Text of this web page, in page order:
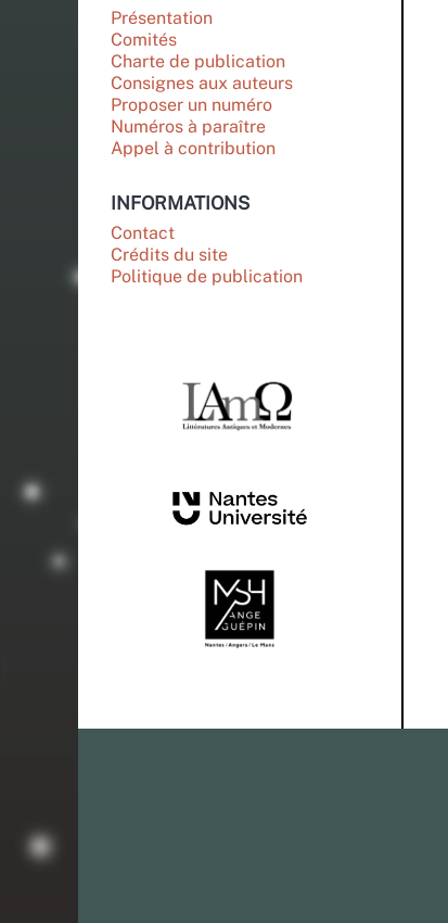
Présentation
Comités
Charte de publication
Consignes aux auteurs
Proposer un numéro
Numéros à paraître
Appel à contribution
INFORMATIONS
Contact
Crédits du site
Politique de publication